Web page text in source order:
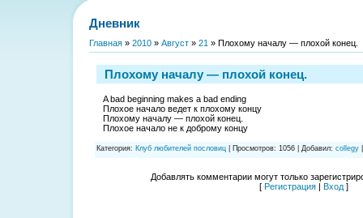
Дневник
Главная » 2010 » Август » 21 » Плохому началу — плохой конец.
Плохому началу — плохой конец.
A bad beginning makes a bad ending
Плохое начало ведет к плохому концу
Плохому началу — плохой конец.
Плохое начало не к доброму концу
Категория: Клуб любителей пословиц Просмотров: 1056 Добавил: collegy
Добавлять комментарии могут только
[ Регистрация | Вход ]